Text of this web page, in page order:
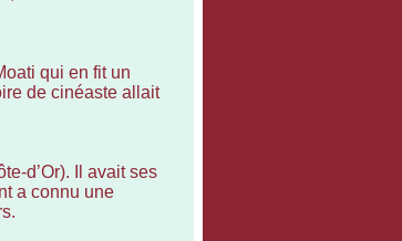
qui en fit un
de cinéaste allait
d’Or). Il avait ses
a connu une